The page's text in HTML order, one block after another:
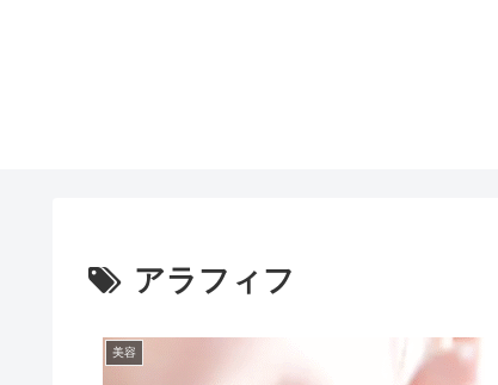
アラフィフ
美容